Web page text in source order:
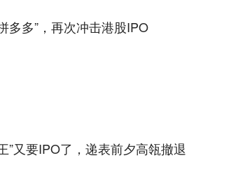
多多”，再次冲击港股IPO
”又要IPO了，递表前夕高瓴撤退